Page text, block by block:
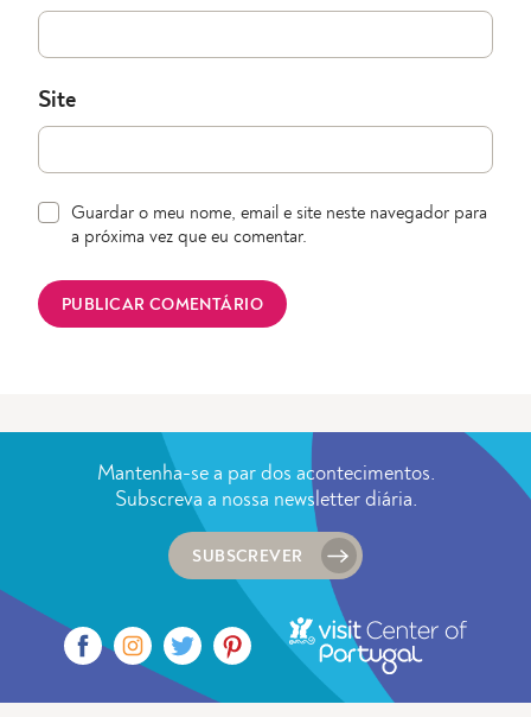
Site
Guardar o meu nome, email e site neste navegador para
a próxima vez que eu comentar.
Mantenha-se a par dos acontecimentos.
Subscreva a nossa newsletter diária.
SUBSCREVER